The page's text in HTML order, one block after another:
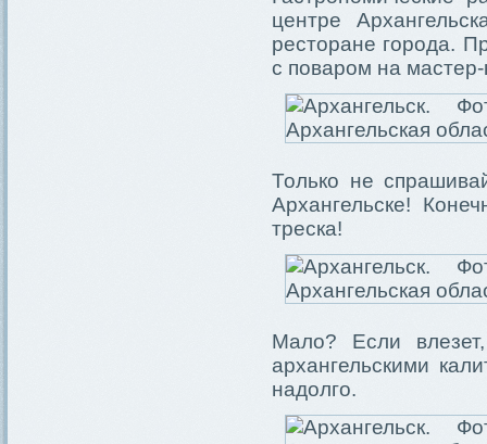
центре
ресторане города.
с поваром на
Только не
Архангельске!
треска!
Мало? Если
архангельскими
надолго.